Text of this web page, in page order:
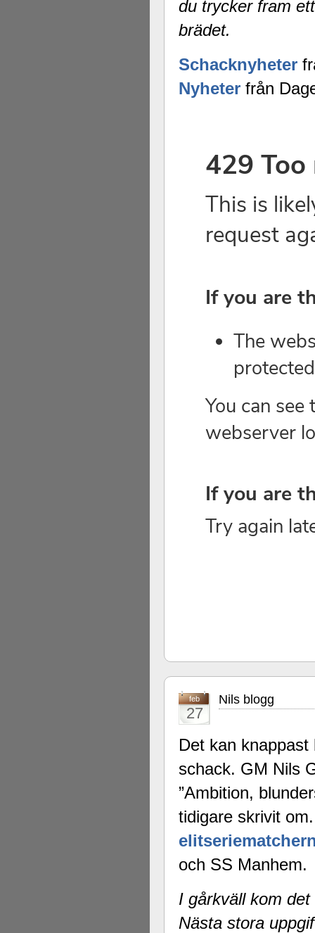
du trycker fram
brädet.
Schacknyheter
Nyheter från
feb
27
Nils blogg
Det kan
schack. GM Nils
”Ambition,
tidigare skrivit
och SS Manhem.
I gårkväll kom
Nästa stora